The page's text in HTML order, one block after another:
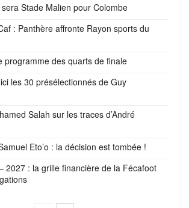
Stade Malien pour Colombe
: Panthère affronte Rayon sports du
programme des quarts de finale
les 30 présélectionnés de Guy
Salah sur les traces d’André
Eto’o : la décision est tombée !
2027 : la grille financière de la Fécafoot